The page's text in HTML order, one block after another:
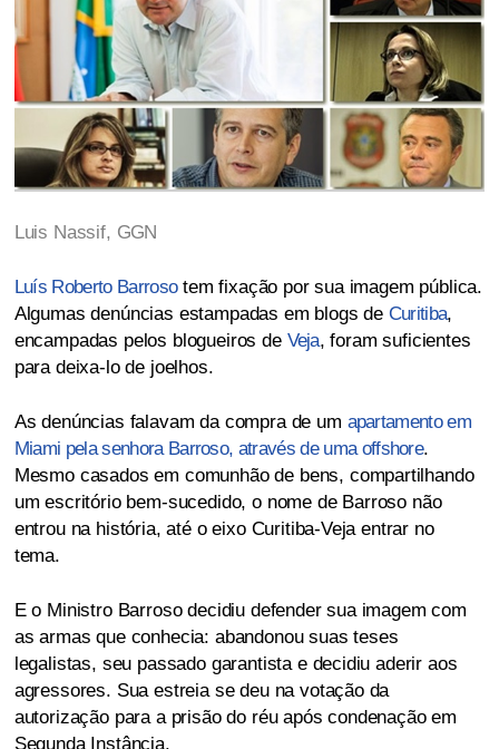
Luis Nassif, GGN
Luís Roberto Barrosotem fixação por sua imagem pública.
Algumas denúncias estampadas em blogs de Curitiba,
encampadas pelos blogueiros de Veja, foram suficientes
para deixa-lo de joelhos.
As denúncias falavam da compra de um apartamento em
Miami pela senhora Barroso, através de uma offshore.
Mesmo casados em comunhão de bens, compartilhando
um escritório bem-sucedido, o nome de Barroso não
entrou na história, até o eixo Curitiba-Veja entrar no
tema.
E o Ministro Barroso decidiu defender sua imagem com
as armas que conhecia: abandonou suas teses
legalistas, seu passado garantista e decidiu aderir aos
agressores. Sua estreia se deu na votação da
autorização para a prisão do réu após condenação em
Segunda Instância.